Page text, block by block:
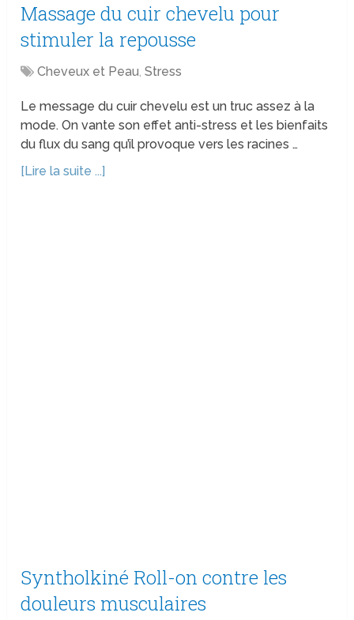
Massage du cuir chevelu pour
stimuler la repousse
Cheveux et Peau,Stress
Le message du cuir chevelu est un truc assez à la
mode. On vante son effet anti-stress et les bienfaits
du flux du sang qu’il provoque vers les racines …
[Lire la suite ...]
Syntholkiné Roll-on contre les
douleurs musculaires